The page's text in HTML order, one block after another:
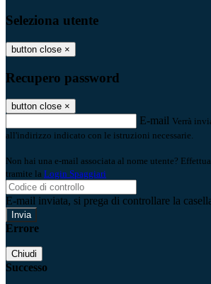
Seleziona utente
button close ×
Recupero password
button close ×
E-mail Verrà
all'indirizzo indicato con le istruzioni necessarie.
Non hai una e-mail associata al nome utente?
tramite la Login Spaggiari
E-mail inviata, si prega di controllare la
Errore
Chiudi
Successo